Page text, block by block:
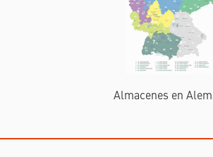
Almacenes en